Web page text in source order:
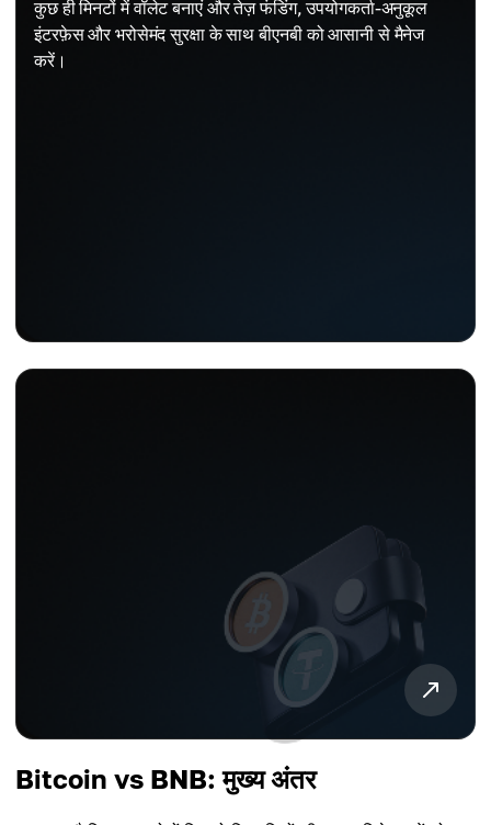
कुछ ही मिनटों में वॉलेट बनाएं और तेज़ फंडिंग, उपयोगकर्ता-अनुकूल
इंटरफ़ेस और भरोसेमंद सुरक्षा के साथ बीएनबी को आसानी से मैनेज
करें।
Bitcoin vs BNB: मुख्य अंतर